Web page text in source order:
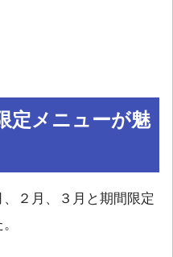
定メニューが魅
２月、３月と期間限定